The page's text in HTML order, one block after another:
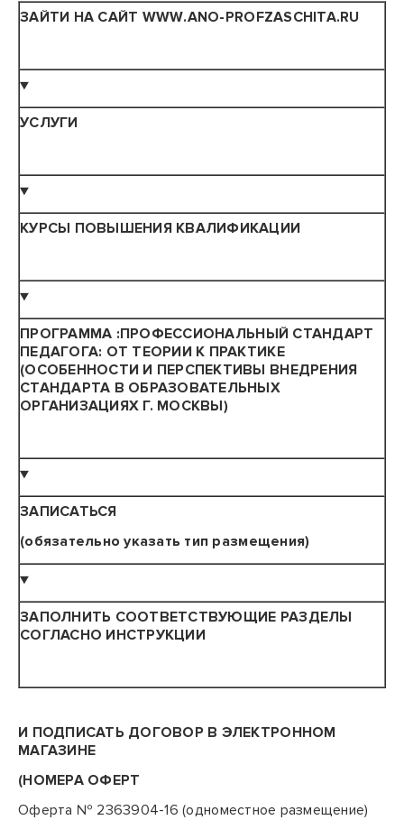
ЗАЙТИ НА САЙТ WWW.ANO-PROFZASCHITA.RU
▼
УСЛУГИ
▼
КУРСЫ ПОВЫШЕНИЯ КВАЛИФИКАЦИИ
▼
ПРОГРАММА :ПРОФЕССИОНАЛЬНЫЙ СТАНДАРТ
ПЕДАГОГА: ОТ ТЕОРИИ К ПРАКТИКЕ
(ОСОБЕННОСТИ И ПЕРСПЕКТИВЫ ВНЕДРЕНИЯ
СТАНДАРТА В ОБРАЗОВАТЕЛЬНЫХ
ОРГАНИЗАЦИЯХ Г. МОСКВЫ)
▼
ЗАПИСАТЬСЯ
(обязательно указать тип размещения)
▼
ЗАПОЛНИТЬ СООТВЕТСТВУЮЩИЕ РАЗДЕЛЫ
СОГЛАСНО ИНСТРУКЦИИ
И ПОДПИСАТЬ ДОГОВОР В ЭЛЕКТРОННОМ
МАГАЗИНЕ
(НОМЕРА ОФЕРТ
Оферта № 2363904-16 (одноместное размещение)